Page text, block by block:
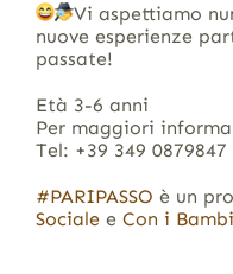
Vi aspettiamo
nuove esperienze
passate!
Età 3-6 anni
Per maggiori
Tel: +39 349 0879847
#PARIPASSO è un
Socialee Con i